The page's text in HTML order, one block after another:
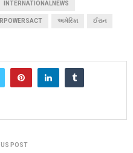
INTERNATIONALNEWS
અમેરિકા ઈરાન
POST